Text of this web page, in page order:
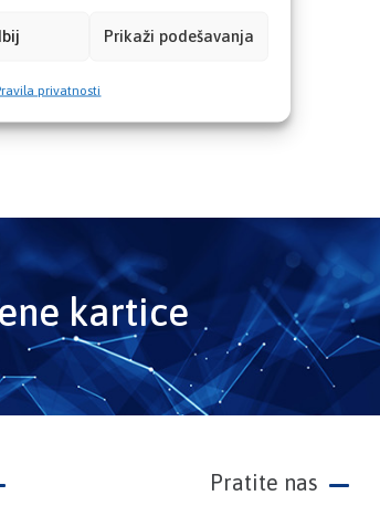
Prikaži podešavanja
privatnosti
kartice
Pratite nas